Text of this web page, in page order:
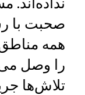
صحبت با
همه
را وصل
تلاش‌ها